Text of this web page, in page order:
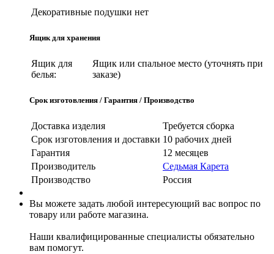
Декоративные подушки нет
Ящик для хранения
Ящик для
белья:
Ящик или спальное место (уточнять при
заказе)
Срок изготовления / Гарантия / Производство
Доставка изделия
Требуется сборка
Срок изготовления и доставки 10 рабочих дней
Гарантия
12 месяцев
Производитель
Седьмая Карета
Производство
Россия
Вы можете задать любой интересующий вас вопрос по
товару или работе магазина.
Наши квалифицированные специалисты обязательно
вам помогут.